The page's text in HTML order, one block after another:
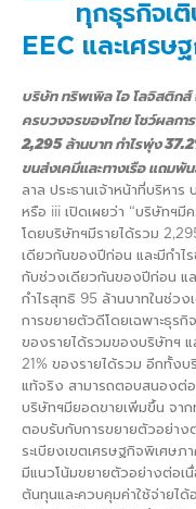
ทุกธุรกิจเ
EEC และเศรษ
บริษัท ทริพเพิล ไอ โลจิสติก
ครบวงจรของไทย โชว์ผลกา
2,295 ล้านบาท กำไรพุ่ง
ขนส่งเคมีและทางเรือ แถมพั
ลาล ประธานเจ้าหน้าที่บริหา
หรือ iii เปิดเผยว่า “บริษัทฯมี
โดยบริษัทฯมีรายได้รวม
เดียวกันของปีก่อน และมีกำไ
กับช่วงเดียวกันของปีก่อน แล
กำไรสุทธิ 95 ล้านบาทในช่ว
การขยายตัวดีโดยเฉพาะธุร
ของรายได้รวมของบริษัทฯ
21% ของรายได้รวม อีกทั้งบ
แท้จริง สามารถตอบสนองต่
บริษัทฯมียอดขายเพิ่มขึ้น จาก
ตอบรับกับการขยายตัวอย่าง
ระเบียงเขตเศรษฐกิจพิเศษ
มีแนวโน้มขยายตัวอย่างต่อเ
ต้นทุนและควบคุมค่าใช้จ่ายไ